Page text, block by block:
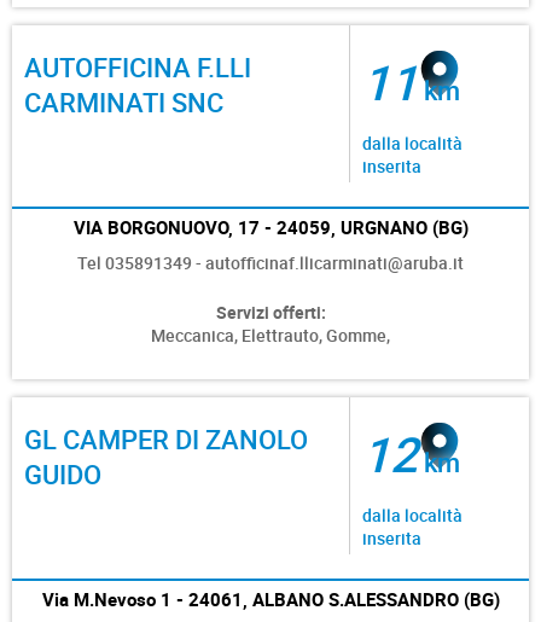
AUTOFFICINA F.LLI
CARMINATI SNC
11km
dalla località
inserita
VIA BORGONUOVO, 17 - 24059, URGNANO (BG)
Tel 035891349 - autofficinaf.llicarminati@aruba.it
Servizi offerti:
Meccanica, Elettrauto,Gomme,
GL CAMPER DI ZANOLO
GUIDO
12km
dalla località
inserita
Via M.Nevoso 1 - 24061, ALBANO S.ALESSANDRO (BG)